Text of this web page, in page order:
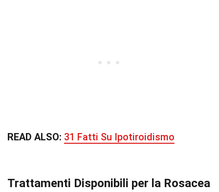
READ ALSO: 31 Fatti Su Ipotiroidismo
Trattamenti Disponibili per la Rosacea